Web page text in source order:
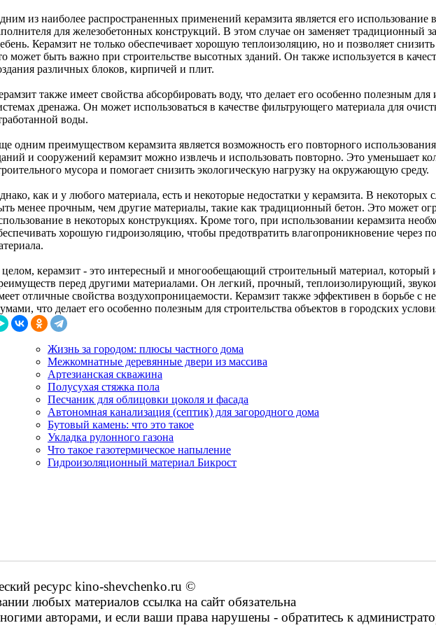
из наиболее распространенных применений керамзита является его использование в
для железобетонных конструкций. В этом случае он заменяет традиционный
Керамзит не только обеспечивает хорошую теплоизоляцию, но и позволяет
может быть важно при строительстве высотных зданий. Он также используется в
различных блоков, кирпичей и плит.
также имеет свойства абсорбировать воду, что делает его особенно полезным для
дренажа. Он может использоваться в качестве фильтрующего материала для
воды.
одним преимуществом керамзита является возможность его повторного
и сооружений керамзит можно извлечь и использовать повторно. Это уменьшает
мусора и помогает снизить экологическую нагрузку на окружающую среду.
как и у любого материала, есть и некоторые недостатки у керамзита. В некоторых
менее прочным, чем другие материалы, такие как традиционный бетон. Это может
в некоторых конструкциях. Кроме того, при использовании керамзита
хорошую гидроизоляцию, чтобы предотвратить влагопроникновение через
керамзит - это интересный и многообещающий строительный материал, который
перед другими материалами. Он легкий, прочный, теплоизолирующий,
отличные свойства воздухопроницаемости. Керамзит также эффективен в борьбе с
что делает его особенно полезным для строительства объектов в городских
Жизнь за городом: плюсы частного дома
Межкомнатные деревянные двери из массива
Артезианская скважина
Полусухая стяжка пола
Песчаник для облицовки цоколя и фасада
Автономная канализация (септик) для загородного дома
Бутовый камень: что это такое
Укладка рулонного газона
Что такое газотермическое напыление
Гидроизоляционный материал Бикрост
ресурс kino-shevchenko.ru ©
любых материалов ссылка на сайт обязательна
авторами, и если ваши права нарушены - обратитесь к